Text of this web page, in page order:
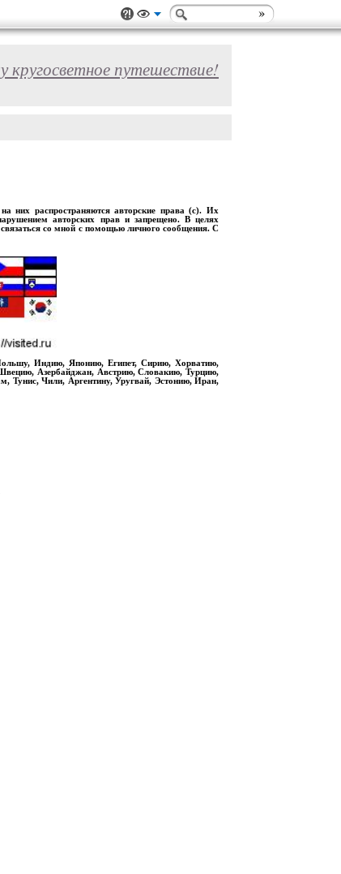
кругосветное путешествие!
распространяются авторские права (с). Их
авторских прав и запрещено. В целях
связаться со мной с помощью личного сообщения. С
Индию, Японию, Египет, Сирию, Хорватию,
Азербайджан, Австрию, Словакию, Турцию,
Тунис, Чили, Аргентину, Уругвай, Эстонию, Иран,